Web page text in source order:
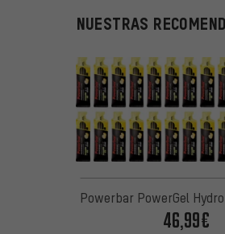
NUESTRAS
Powerbar PowerGel
46,99€